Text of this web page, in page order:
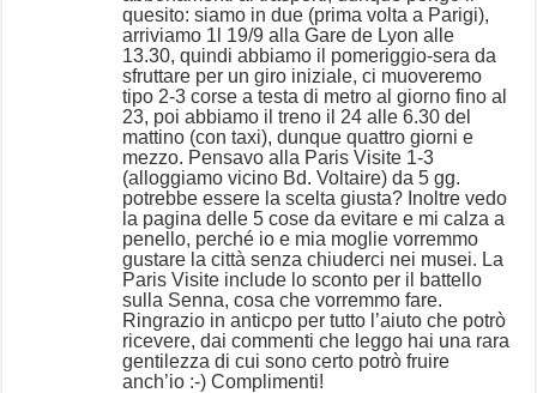
quesito: siamo in due (prima volta a Parigi),
arriviamo 1l 19/9 alla Gare de Lyon alle
13.30, quindi abbiamo il pomeriggio-sera da
sfruttare per un giro iniziale, ci muoveremo
tipo 2-3 corse a testa di metro al giorno fino al
23, poi abbiamo il treno il 24 alle 6.30 del
mattino (con taxi), dunque quattro giorni e
mezzo. Pensavo alla Paris Visite 1-3
(alloggiamo vicino Bd. Voltaire) da 5 gg.
potrebbe essere la scelta giusta? Inoltre vedo
la pagina delle 5 cose da evitare e mi calza a
penello, perché io e mia moglie vorremmo
gustare la città senza chiuderci nei musei. La
Paris Visite include lo sconto per il battello
sulla Senna, cosa che vorremmo fare.
Ringrazio in anticpo per tutto l’aiuto che potrò
ricevere, dai commenti che leggo hai una rara
gentilezza di cui sono certo potrò fruire
anch’io :-) Complimenti!